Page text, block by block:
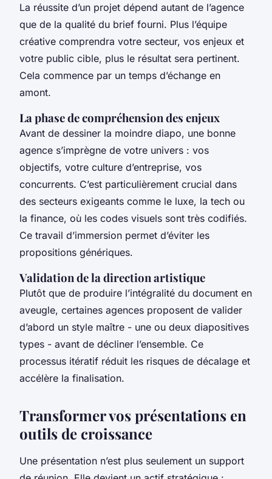
La réussite d’un projet dépend autant de l’agence
que de la qualité du brief fourni. Plus l’équipe
créative comprendra votre secteur, vos enjeux et
votre public cible, plus le résultat sera pertinent.
Cela commence par un temps d’échange en
amont.
La phase de compréhension des enjeux
Avant de dessiner la moindre diapo, une bonne
agence s’imprègne de votre univers : vos
objectifs, votre culture d’entreprise, vos
concurrents. C’est particulièrement crucial dans
des secteurs exigeants comme le luxe, la tech ou
la finance, où les codes visuels sont très codifiés.
Ce travail d’immersion permet d’éviter les
propositions génériques.
Validation de la direction artistique
Plutôt que de produire l’intégralité du document en
aveugle, certaines agences proposent de valider
d’abord un style maître - une ou deux diapositives
types - avant de décliner l’ensemble. Ce
processus itératif réduit les risques de décalage et
accélère la finalisation.
Transformer vos présentations en
outils de croissance
Une présentation n’est plus seulement un support